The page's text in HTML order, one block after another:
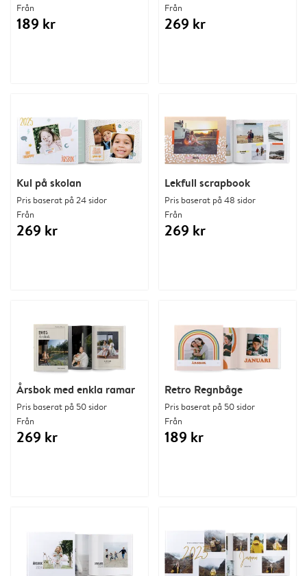
Retro Regnbåge
Pris baserat på 50 sidor
Från
189 kr
Från
269 kr
Årsbok med enkla ramar
Pris baserat på 50 sidor
Från
269 kr
Kul på skolan
Pris baserat på 24 sidor
Från
269 kr
Från
189 kr
Lekfull scrapbook
Pris baserat på 48 sidor
Från
269 kr